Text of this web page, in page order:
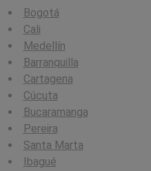
Bogotá
Cali
Medellín
Barranquilla
Cartagena
Cúcuta
Bucaramanga
Pereira
Santa Marta
Ibagué